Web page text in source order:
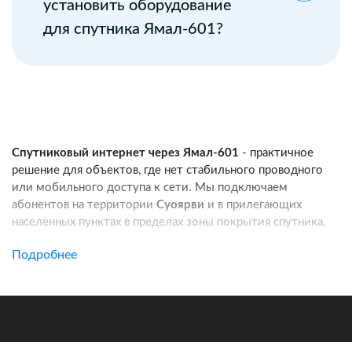
установить оборудование
для спутника Ямал-601?
Спутниковый интернет через Ямал-601 - практичное
решение для объектов, где нет стабильного проводного
или мобильного доступа к сети. Мы подключаем
абонентов на территории Суоярви и в прилегающих
населенных пунктах в пределах зоны покрытия спутника.
Услуга подходит для частных домов, дач, фермерских
Подробнее